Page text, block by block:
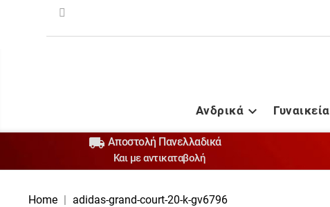

Ανδρικά Γυναικεία
 Αποστολή Πανελλαδικά
Και με αντικαταβολή
Home adidas-grand-court-20-k-gv6796